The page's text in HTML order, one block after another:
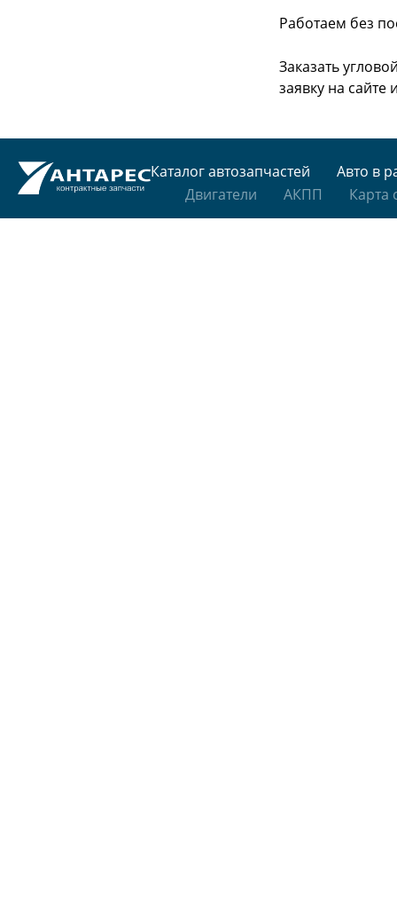
Работаем без
Заказать
заявку на сайте
Каталог автозапчастей
Авто в
Двигатели
АКПП Карта